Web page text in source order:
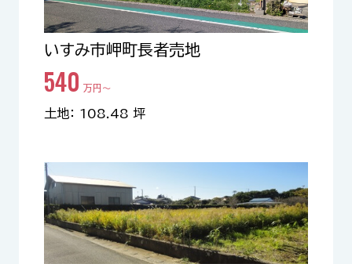
いすみ市岬町長者売地
540 万円〜
土地： 108.48 坪